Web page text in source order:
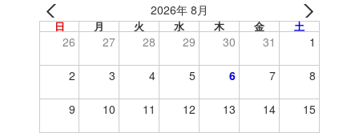
2026年 8月
日 月 火 水 木 金 土
26 27 28 29 30 31 1
2 3 4 5 6 7 8
9 10 11 12 13 14 15